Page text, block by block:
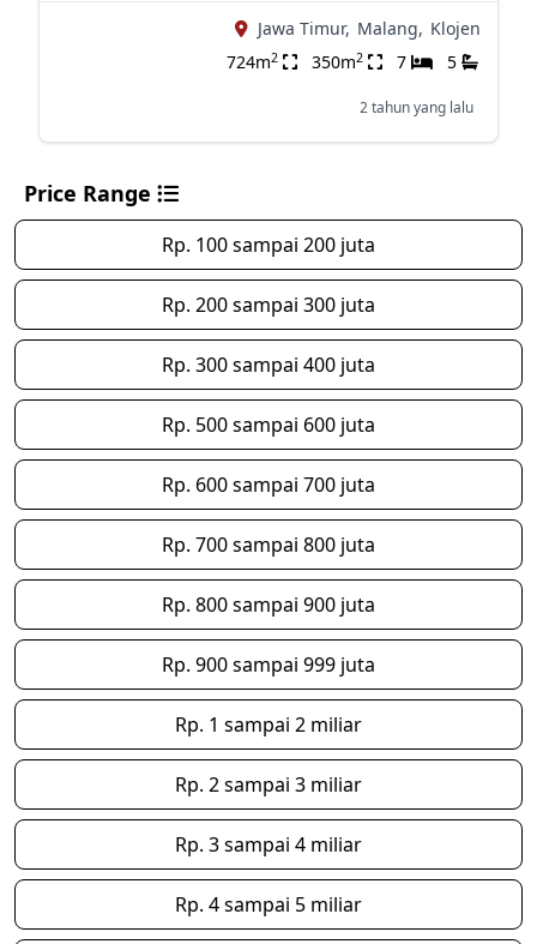
Jawa Timur, Malang, Klojen
724m2 350m2 7 5
2 tahun yang lalu
Price Range
Rp. 100 sampai 200 juta
Rp. 200 sampai 300 juta
Rp. 300 sampai 400 juta
Rp. 500 sampai 600 juta
Rp. 600 sampai 700 juta
Rp. 700 sampai 800 juta
Rp. 800 sampai 900 juta
Rp. 900 sampai 999 juta
Rp. 1 sampai 2 miliar
Rp. 2 sampai 3 miliar
Rp. 3 sampai 4 miliar
Rp. 4 sampai 5 miliar